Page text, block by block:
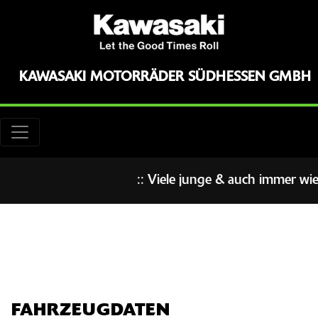
KAWASAKI MOTORRÄDER SÜDHESSEN GMBH
:: Viele junge & auch immer
FAHRZEUGDATEN